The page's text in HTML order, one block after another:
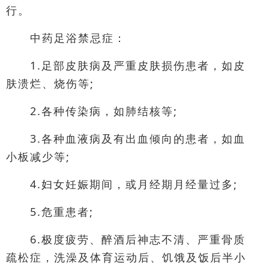
行。
中药足浴禁忌症：
1.足部皮肤病及严重皮肤损伤患者，如皮
肤溃烂、烧伤等;
2.各种传染病，如肺结核等;
3.各种血液病及有出血倾向的患者，如血
小板减少等;
4.妇女妊娠期间，或月经期月经量过多;
5.危重患者;
6.极度疲劳、醉酒后神志不清、严重骨质
疏松症，洗澡及体育运动后、饥饿及饭后半小